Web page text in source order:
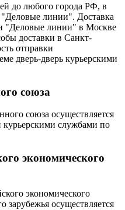
до любого города РФ, в
линии". Доставка
"Деловые линии" в Москве
доставки в Санкт-
отправки
дверь-дверь курьерскими
союза
союза осуществляется
службами по
экономического
экономического
зарубежья осуществляется